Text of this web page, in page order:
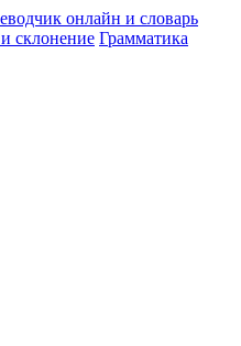
и склонение Грамматика